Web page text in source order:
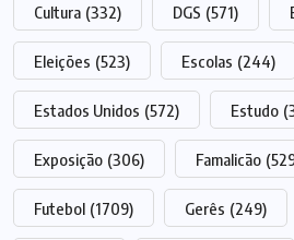
Cultura (332) DGS (571)
Eleições (523) Escolas (244)
Estados Unidos (572) Estudo
Exposição (306) Famalicão
Futebol (1709) Gerês (249)